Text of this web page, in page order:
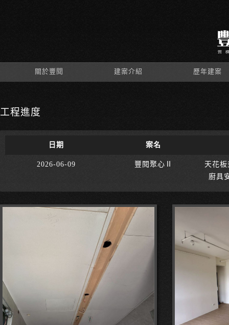
關於豐閱 建案介紹 歷年建案
工程進度
日期 案名
2026-06-09 豐閱聚心Ⅱ
天花
廚具